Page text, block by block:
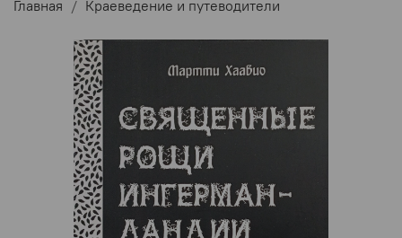
Главная Краеведение и путеводители